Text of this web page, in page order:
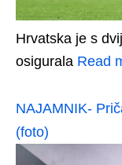
Hrvatska je s
osigurala Read
NAJAMNIK-
(foto)